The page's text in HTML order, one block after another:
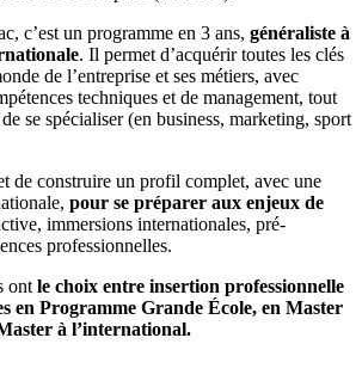
c’est un programme en 3 ans, généraliste à
. Il permet d’acquérir toutes les clés
de l’entreprise et ses métiers, avec
techniques et de management, tout
se spécialiser (en business, marketing, sport
de construire un profil complet, avec une
pour se préparer aux enjeux de
immersions internationales, pré-
professionnelles.
ont le choix entre insertion professionnelle
en Programme Grande École, en Master
à l’international.